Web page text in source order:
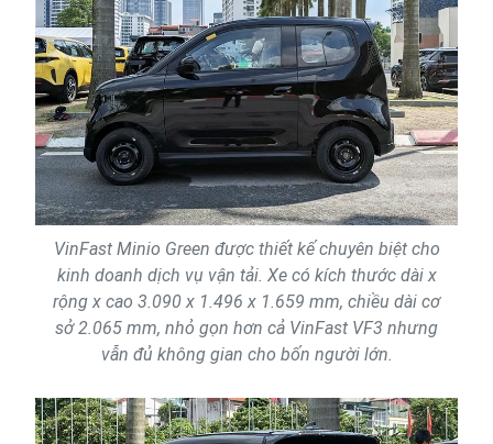
VinFast Minio Green được thiết kế chuyên biệt cho
kinh doanh dịch vụ vận tải. Xe có kích thước dài x
rộng x cao 3.090 x 1.496 x 1.659 mm, chiều dài cơ
sở 2.065 mm, nhỏ gọn hơn cả VinFast VF3 nhưng
vẫn đủ không gian cho bốn người lớn.